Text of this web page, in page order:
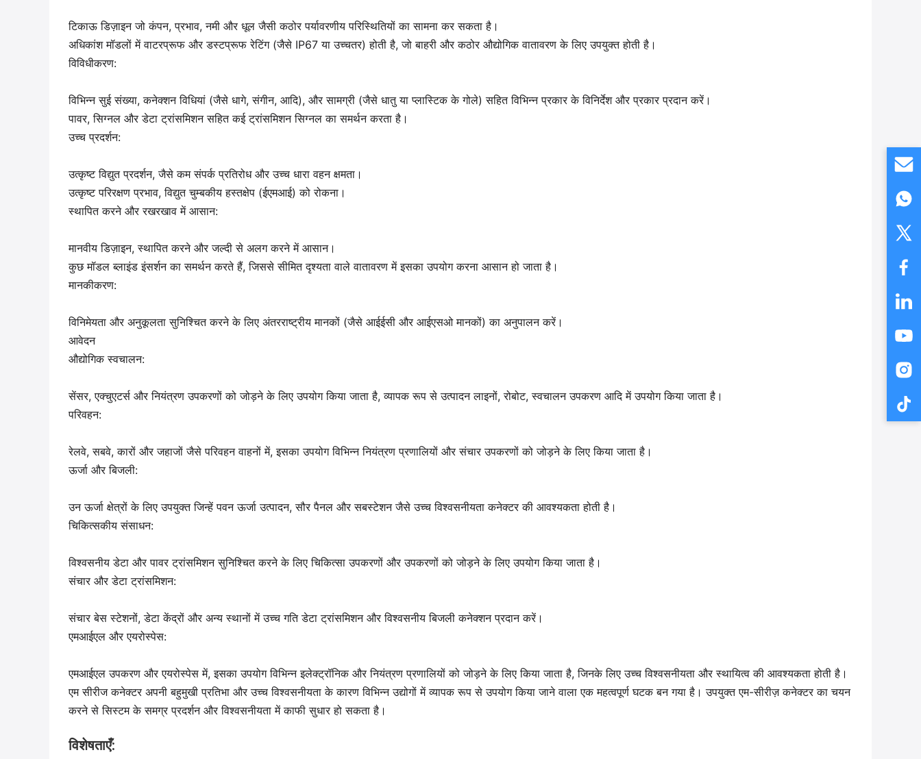
टिकाऊ डिज़ाइन जो कंपन, प्रभाव, नमी और धूल जैसी कठोर पर्यावरणीय परिस्थितियों का सामना कर सकता है।
अधिकांश मॉडलों में वाटरप्रूफ और डस्टप्रूफ रेटिंग (जैसे IP67 या उच्चतर) होती है, जो बाहरी और कठोर औद्योगिक वातावरण के लिए उपयुक्त होती है।
विविधीकरण:
विभिन्न सुई संख्या, कनेक्शन विधियां (जैसे धागे, संगीन, आदि), और सामग्री (जैसे धातु या प्लास्टिक के गोले) सहित विभिन्न प्रकार के विनिर्देश और प्रकार प्रदान करें।
पावर, सिग्नल और डेटा ट्रांसमिशन सहित कई ट्रांसमिशन सिग्नल का समर्थन करता है।
उच्च प्रदर्शन:
उत्कृष्ट विद्युत प्रदर्शन, जैसे कम संपर्क प्रतिरोध और उच्च धारा वहन क्षमता।
उत्कृष्ट परिरक्षण प्रभाव, विद्युत चुम्बकीय हस्तक्षेप (ईएमआई) को रोकना।
स्थापित करने और रखरखाव में आसान:
मानवीय डिज़ाइन, स्थापित करने और जल्दी से अलग करने में आसान।
कुछ मॉडल ब्लाइंड इंसर्शन का समर्थन करते हैं, जिससे सीमित दृश्यता वाले वातावरण में इसका उपयोग करना आसान हो जाता है।
मानकीकरण:
विनिमेयता और अनुकूलता सुनिश्चित करने के लिए अंतरराष्ट्रीय मानकों (जैसे आईईसी और आईएसओ मानकों) का अनुपालन करें।
आवेदन
औद्योगिक स्वचालन:
सेंसर, एक्चुएटर्स और नियंत्रण उपकरणों को जोड़ने के लिए उपयोग किया जाता है, व्यापक रूप से उत्पादन लाइनों, रोबोट, स्वचालन उपकरण आदि में उपयोग किया जाता है।
परिवहन:
रेलवे, सबवे, कारों और जहाजों जैसे परिवहन वाहनों में, इसका उपयोग विभिन्न नियंत्रण प्रणालियों और संचार उपकरणों को जोड़ने के लिए किया जाता है।
ऊर्जा और बिजली:
उन ऊर्जा क्षेत्रों के लिए उपयुक्त जिन्हें पवन ऊर्जा उत्पादन, सौर पैनल और सबस्टेशन जैसे उच्च विश्वसनीयता कनेक्टर की आवश्यकता होती है।
चिकित्सकीय संसाधन:
विश्वसनीय डेटा और पावर ट्रांसमिशन सुनिश्चित करने के लिए चिकित्सा उपकरणों और उपकरणों को जोड़ने के लिए उपयोग किया जाता है।
संचार और डेटा ट्रांसमिशन:
संचार बेस स्टेशनों, डेटा केंद्रों और अन्य स्थानों में उच्च गति डेटा ट्रांसमिशन और विश्वसनीय बिजली कनेक्शन प्रदान करें।
एमआईएल और एयरोस्पेस:
एमआईएल उपकरण और एयरोस्पेस में, इसका उपयोग विभिन्न इलेक्ट्रॉनिक और नियंत्रण प्रणालियों को जोड़ने के लिए किया जाता है, जिनके लिए उच्च विश्वसनीयता और स्थायित्व की आवश्यकता होती है।
एम सीरीज कनेक्टर अपनी बहुमुखी प्रतिभा और उच्च विश्वसनीयता के कारण विभिन्न उद्योगों में व्यापक रूप से उपयोग किया जाने वाला एक महत्वपूर्ण घटक बन गया है। उपयुक्त एम-सीरीज़ कनेक्टर का चयन
करने से सिस्टम के समग्र प्रदर्शन और विश्वसनीयता में काफी सुधार हो सकता है।
विशेषताएँ: